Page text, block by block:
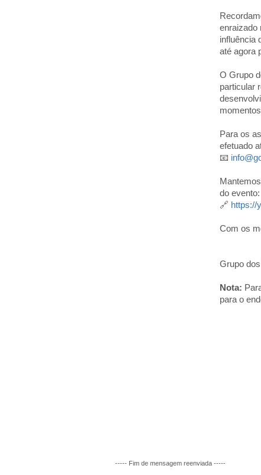
enraizado
influência
até agora
O Grupo
particular
Para os
efetuado
📧
do evento:
🔗 https://
Com os
Grupo
Nota:
para o
----- Fim de mensagem reenviada -----